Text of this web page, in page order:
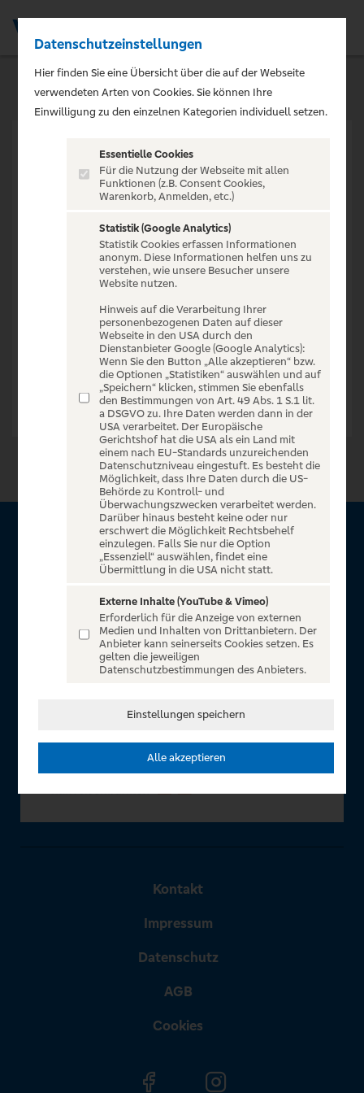
VERANSTALTUNG NICHT
GEFUNDEN
Zur Startseite
Über VR Entertain
für alle Kunden der Volksbanken Raiffeisenbanken. Auf
unserem einzigartigen Portal finden Sie Tickets für
atemberaubende Konzerte, Musicals und Shows, die
Fußball-Bundesliga sowie die Champions League und die
In Zusammenarbeit mit
Kontakt
Impressum
Datenschutz
AGB
Cookies
Datenschutzeinstellungen
Hier finden Sie eine Übersicht über die auf der Webseite
verwendeten Arten von Cookies. Sie können Ihre
Einwilligung zu den einzelnen Kategorien individuell setzen.
Essentielle Cookies
Für die Nutzung der Webseite mit allen
Funktionen (z.B. Consent Cookies,
Warenkorb, Anmelden, etc.)
Statistik (Google Analytics)
Statistik Cookies erfassen Informationen
anonym. Diese Informationen helfen uns zu
verstehen, wie unsere Besucher unsere
Website nutzen.
Hinweis auf die Verarbeitung Ihrer
personenbezogenen Daten auf dieser
Webseite in den USA durch den
Dienstanbieter Google (Google Analytics):
Wenn Sie den Button „Alle akzeptieren“ bzw.
die Optionen „Statistiken“ auswählen und auf
„Speichern“ klicken, stimmen Sie ebenfalls
den Bestimmungen von Art. 49 Abs. 1 S.1 lit.
a DSGVO zu. Ihre Daten werden dann in der
USA verarbeitet. Der Europäische
Gerichtshof hat die USA als ein Land mit
einem nach EU-Standards unzureichenden
Datenschutzniveau eingestuft. Es besteht die
Möglichkeit, dass Ihre Daten durch die US-
Behörde zu Kontroll- und
Überwachungszwecken verarbeitet werden.
Darüber hinaus besteht keine oder nur
erschwert die Möglichkeit Rechtsbehelf
einzulegen. Falls Sie nur die Option
„Essenziell“ auswählen, findet eine
Übermittlung in die USA nicht statt.
Externe Inhalte (YouTube & Vimeo)
Erforderlich für die Anzeige von externen
Medien und Inhalten von Drittanbietern. Der
Anbieter kann seinerseits Cookies setzen. Es
gelten die jeweiligen
Datenschutzbestimmungen des Anbieters.
Einstellungen speichern
Alle akzeptieren